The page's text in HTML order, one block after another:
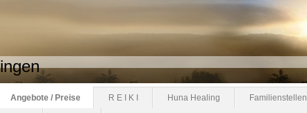
Angebote / Preise R E I K I Huna Healing Familienstellen